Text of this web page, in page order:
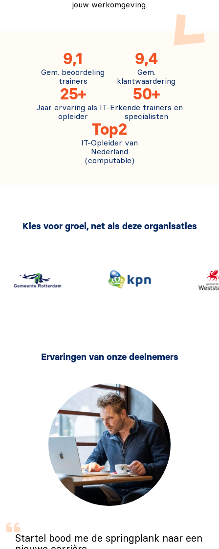
jouw werkomgeving.
9,1
Gem. beoordeling
trainers
9,4
Gem.
klantwaardering
25+
Jaar ervaring als IT-
opleider
50+
Erkende trainers en
specialisten
Top2
IT-Opleider van
Nederland
(computable)
Kies voor groei, net als deze organisaties
Ervaringen van onze deelnemers
Startel bood me de springplank naar een